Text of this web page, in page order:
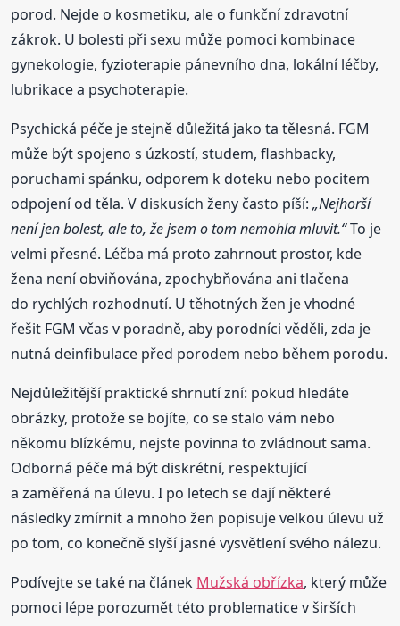
porod. Nejde o kosmetiku, ale o funkční zdravotní
zákrok. U bolesti při sexu může pomoci kombinace
gynekologie, fyzioterapie pánevního dna, lokální léčby,
lubrikace a psychoterapie.
Psychická péče je stejně důležitá jako ta tělesná. FGM
může být spojeno s úzkostí, studem, flashbacky,
poruchami spánku, odporem k doteku nebo pocitem
odpojení od těla. V diskusích ženy často píší:„Nejhorší
není jen bolest, ale to, že jsem o tom nemohla mluvit.“To je
velmi přesné. Léčba má proto zahrnout prostor, kde
žena není obviňována, zpochybňována ani tlačena
do rychlých rozhodnutí. U těhotných žen je vhodné
řešit FGM včas v poradně, aby porodníci věděli, zda je
nutná deinfibulace před porodem nebo během porodu.
Nejdůležitější praktické shrnutí zní: pokud hledáte
obrázky, protože se bojíte, co se stalo vám nebo
někomu blízkému, nejste povinna to zvládnout sama.
Odborná péče má být diskrétní, respektující
a zaměřená na úlevu. I po letech se dají některé
následky zmírnit a mnoho žen popisuje velkou úlevu už
po tom, co konečně slyší jasné vysvětlení svého nálezu.
Podívejte se také na článek Mužská obřízka, který může
pomoci lépe porozumět této problematice v širších